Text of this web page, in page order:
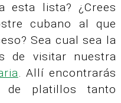
esta lista? ¿Crees
cubano al que
Sea cual sea la
de visitar nuestra
. Allí encontrarás
de platillos tanto